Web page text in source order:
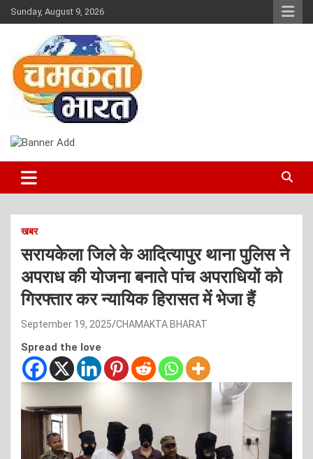
Skip
to
Sunday, August 9, 2026
CHAMAKTA BHARAT
खबर
सरायकेला जिले के आदित्यापुर थाना पुलिस ने
अपराध की योजना बनाते पांच अपराधियों को
गिरफ्तार कर न्यायिक हिरासत में भेजा हैं
September 19, 2025 CHAMAKTA BHARAT
Spread the love